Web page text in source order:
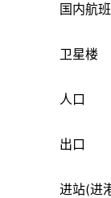
国内航班
卫星
人
出口
进站(进港